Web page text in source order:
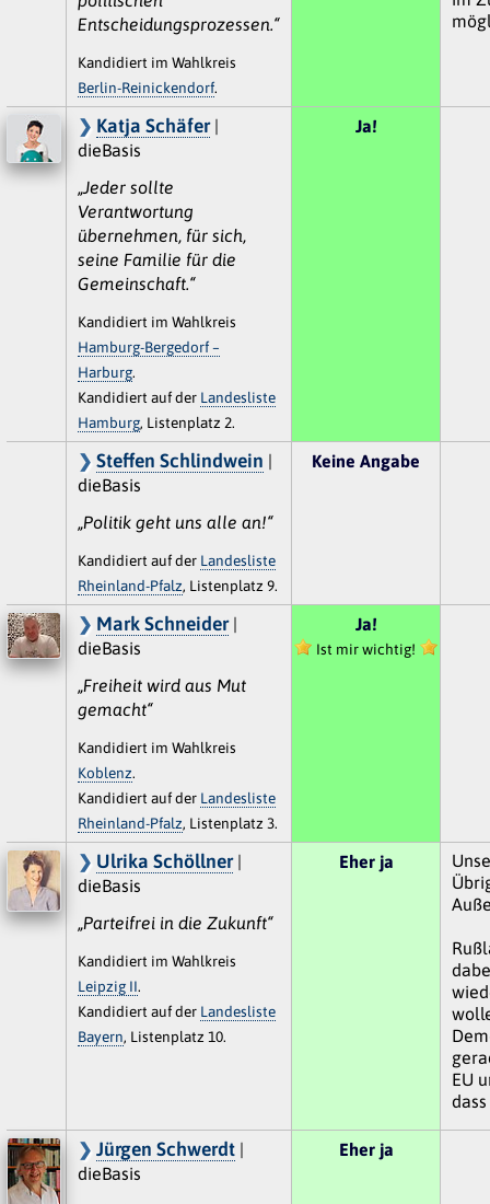
Entscheidungsprozessen.“
Kandidiert im Wahlkreis
Berlin-Reinickendorf.
Katja Schäfer|
dieBasis
„Jeder sollte
Verantwortung
übernehmen, für sich,
seine Familie für die
Gemeinschaft.“
Kandidiert im Wahlkreis
Hamburg-Bergedorf –
Harburg.
Kandidiert auf der Landesliste
Hamburg, Listenplatz 2.
Ja!
Steffen Schlindwein |
dieBasis
„Politik geht uns alle an!“
Kandidiert auf der Landesliste
Rheinland-Pfalz, Listenplatz 9.
Keine Angabe
Mark Schneider|
dieBasis
„Freiheit wird aus Mut
gemacht“
Kandidiert im Wahlkreis
Koblenz.
Kandidiert auf der Landesliste
Rheinland-Pfalz, Listenplatz 3.
Ja!
Ist mir wichtig!
Ulrika Schöllner|
dieBasis
„Parteifrei in die Zukunft“
Kandidiert im Wahlkreis
Leipzig II.
Kandidiert auf der Landesliste
Bayern, Listenplatz 10.
Eher ja
EU
Jürgen Schwerdt|
dieBasis
Eher ja